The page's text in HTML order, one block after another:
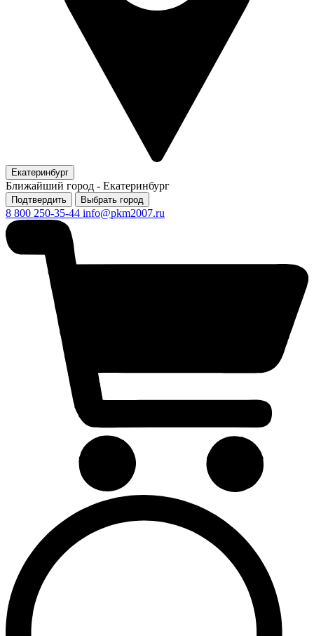
Екатеринбург
Ближайший город - Екатеринбург
Подтвердить Выбрать город
8 800 250-35-44 info@pkm2007.ru